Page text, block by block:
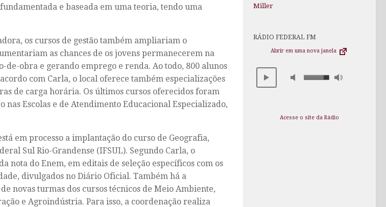
e baseada em uma teoria, tendo uma
os cursos de gestão também ampliariam o
as chances de os jovens permanecerem na
de-obra e gerando emprego e renda. Ao todo, 800 alunos
com Carla, o local oferece também especializações
de carga horária. Os últimos cursos oferecidos foram
nas Escolas e de Atendimento Educacional Especializado,
em processo a implantação do curso de Geografia,
Sul Rio-Grandense (IFSUL). Segundo Carla, o
nota do Enem, em editais de seleção específicos com os
divulgados no Diário Oficial. Também há a
novas turmas dos cursos técnicos de Meio Ambiente,
e Agroindústria. Para isso, a coordenação realiza
Miller
RÁDIO FEDERAL FM
Abrir em uma nova janela
Acesse o site da Rádio